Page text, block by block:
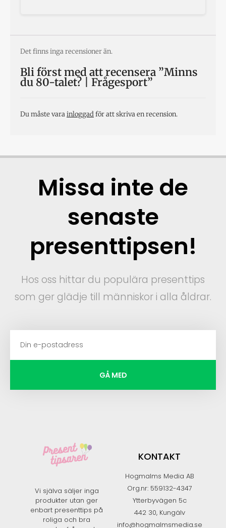
Det finns inga recensioner än.
Bli först med att recensera ”Minns
du 80-talet? | Frågesport”
Du måste varainloggadför att skriva en recension.
Missa inte de
senaste
presenttipsen!
Hos oss hittar du populära presenttips
som ger glädje till människor i alla åldrar.
GÅ MED
Vi själva säljer inga
produkter utan ger
enbart presenttips på
roliga och bra
KONTAKT
Hogmalms Media AB
Org.nr: 559132-4347
Ytterbyvägen 5c
442 30, Kungälv
info@hogmalmsmedia.se